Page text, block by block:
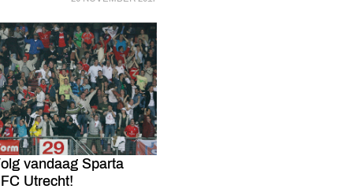
vandaag Sparta
Utrecht!